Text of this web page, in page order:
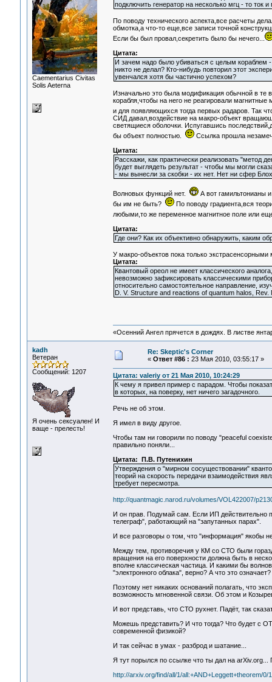
Сaementarius Civitas
Solis Aeterna
подключить генератор на несколько мгц - то ток
По поводу технического аспекта,все расчеты
обмотка,а что-то еще,все записи точной
Если бы был провал,секретить было бы нечего...
Цитата:
И зачем надо было убиваться с целым кораблем
никто не делал? Кто-нибудь повторил этот
увенчался хотя бы частично успехом?
Изначально это была модификация обычной в те
корабля,чтобы на него не реагировали
и для появляющихся тогда первых радаров. Так
СИД давал,воздействие на макро-объект
светящиеся оболочки. Испугавшись
бы объект полностью.
Ссылка прошла
Цитата:
Расскажи, как практически реализовать "метод
будет выглядеть результат - чтобы мы могли
- мы вынесли за скобки - их нет. Нет ни сфер
Волновых функций нет.
А вот гамильтонианы
бы им не быть?
По поводу градиента,вся
любыми,то же переменное магнитное поле или
Цитата:
Где они? Как их объективно обнаружить, каким
У макро-объектов пока только
Цитата:
Квантовый ореол не имеет классического
невозможно зафиксировать классическими
относительно самостоятельное направление,
D. V. Structure and reactions of quantum halos,
«Осенний Ангел прячется в дождях. В листве
kadh
Ветеран
Сообщений: 1207
Я очень сексуален! И
ваще - прелесть!
Re: Skeptic's Corner
« Ответ #86 : 23 Мая 2010, 03:55:17 »
Цитата: valeriy от 21 Мая 2010, 10:24:29
К чему я привел пример с парадом. Чтобы
в которых, на поверку, нет ничего загадочного.
Речь не об этом.
Я имел в виду другое.
Чтобы там ни говорили по поводу "peaceful
правильно поняли...
Цитата: П.В. Путенихин
Утверждения о "мирном сосуществовании"
теорий на скорость передачи взаимодействия
требует пересмотра.
http://quantmagic.narod.ru/volumes/VOL422007/
И он прав. Подумай сам. Если ИП действительно
телеграф", работающий на "запутанных парах".
И все разговоры о том, что "информация" якобы
Между тем, противоречия у КМ со СТО были
вращения на его поверхности должна быть в
вполне классическая частица. И какими бы
"электронного облака", верно? А что это
Поэтому нет никаких оснований полагать, что
возможность мгновенной связи. Об этом и
И вот представь, что СТО рухнет. Падёт, так
Можешь представить? И что тогда? Что будет
современной физикой?
И так сейчас в умах - разброд и шатание...
Я тут порылся по ссылке что ты дал на arXiv.org...
http://arxiv.org/find/all/1/all:+AND+Leggett+theorem/0/